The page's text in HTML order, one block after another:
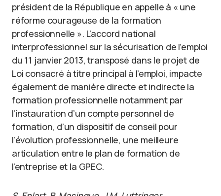
président de la République en appelle à « une
réforme courageuse de la formation
professionnelle ». L’accord national
interprofessionnel sur la sécurisation de l’emploi
du 11 janvier 2013, transposé dans le projet de
Loi consacré à titre principal à l’emploi, impacte
également de manière directe et indirecte la
formation professionnelle notamment par
l’instauration d’un compte personnel de
formation, d’un dispositif de conseil pour
l’évolution professionnelle, une meilleure
articulation entre le plan de formation de
l’entreprise et la GPEC.